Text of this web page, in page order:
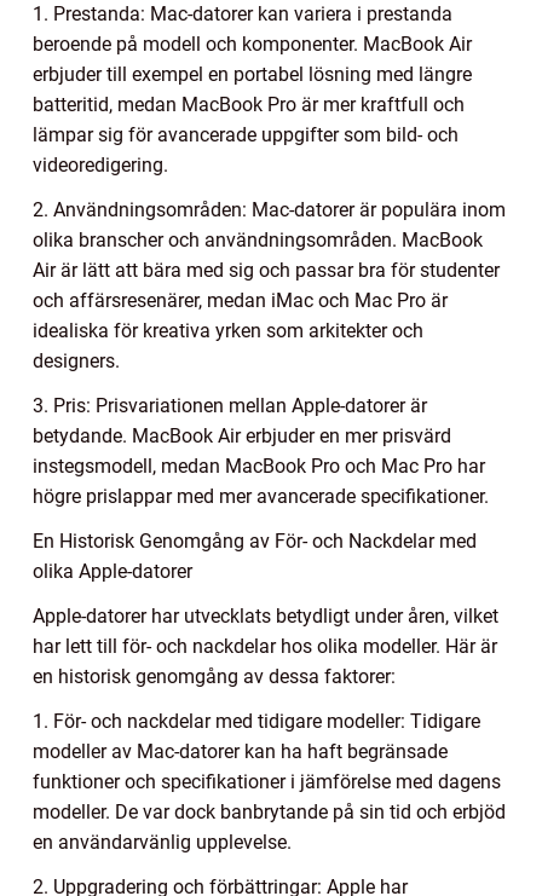
1. Prestanda: Mac-datorer kan variera i prestanda
beroende på modell och komponenter. MacBook Air
erbjuder till exempel en portabel lösning med längre
batteritid, medan MacBook Pro är mer kraftfull och
lämpar sig för avancerade uppgifter som bild- och
videoredigering.
2. Användningsområden: Mac-datorer är populära inom
olika branscher och användningsområden. MacBook
Air är lätt att bära med sig och passar bra för studenter
och affärsresenärer, medan iMac och Mac Pro är
idealiska för kreativa yrken som arkitekter och
designers.
3. Pris: Prisvariationen mellan Apple-datorer är
betydande. MacBook Air erbjuder en mer prisvärd
instegsmodell, medan MacBook Pro och Mac Pro har
högre prislappar med mer avancerade specifikationer.
En Historisk Genomgång av För- och Nackdelar med
olika Apple-datorer
Apple-datorer har utvecklats betydligt under åren, vilket
har lett till för- och nackdelar hos olika modeller. Här är
en historisk genomgång av dessa faktorer:
1. För- och nackdelar med tidigare modeller: Tidigare
modeller av Mac-datorer kan ha haft begränsade
funktioner och specifikationer i jämförelse med dagens
modeller. De var dock banbrytande på sin tid och erbjöd
en användarvänlig upplevelse.
2. Uppgradering och förbättringar: Apple har